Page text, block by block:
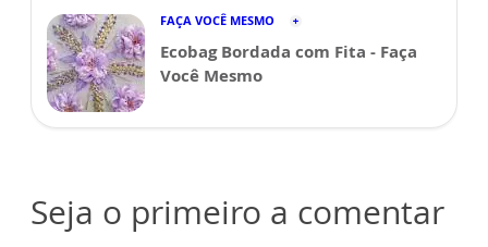
FAÇA VOCÊ MESMO
Ecobag Bordada com Fita - Faça
Você Mesmo
Seja o primeiro a comentar